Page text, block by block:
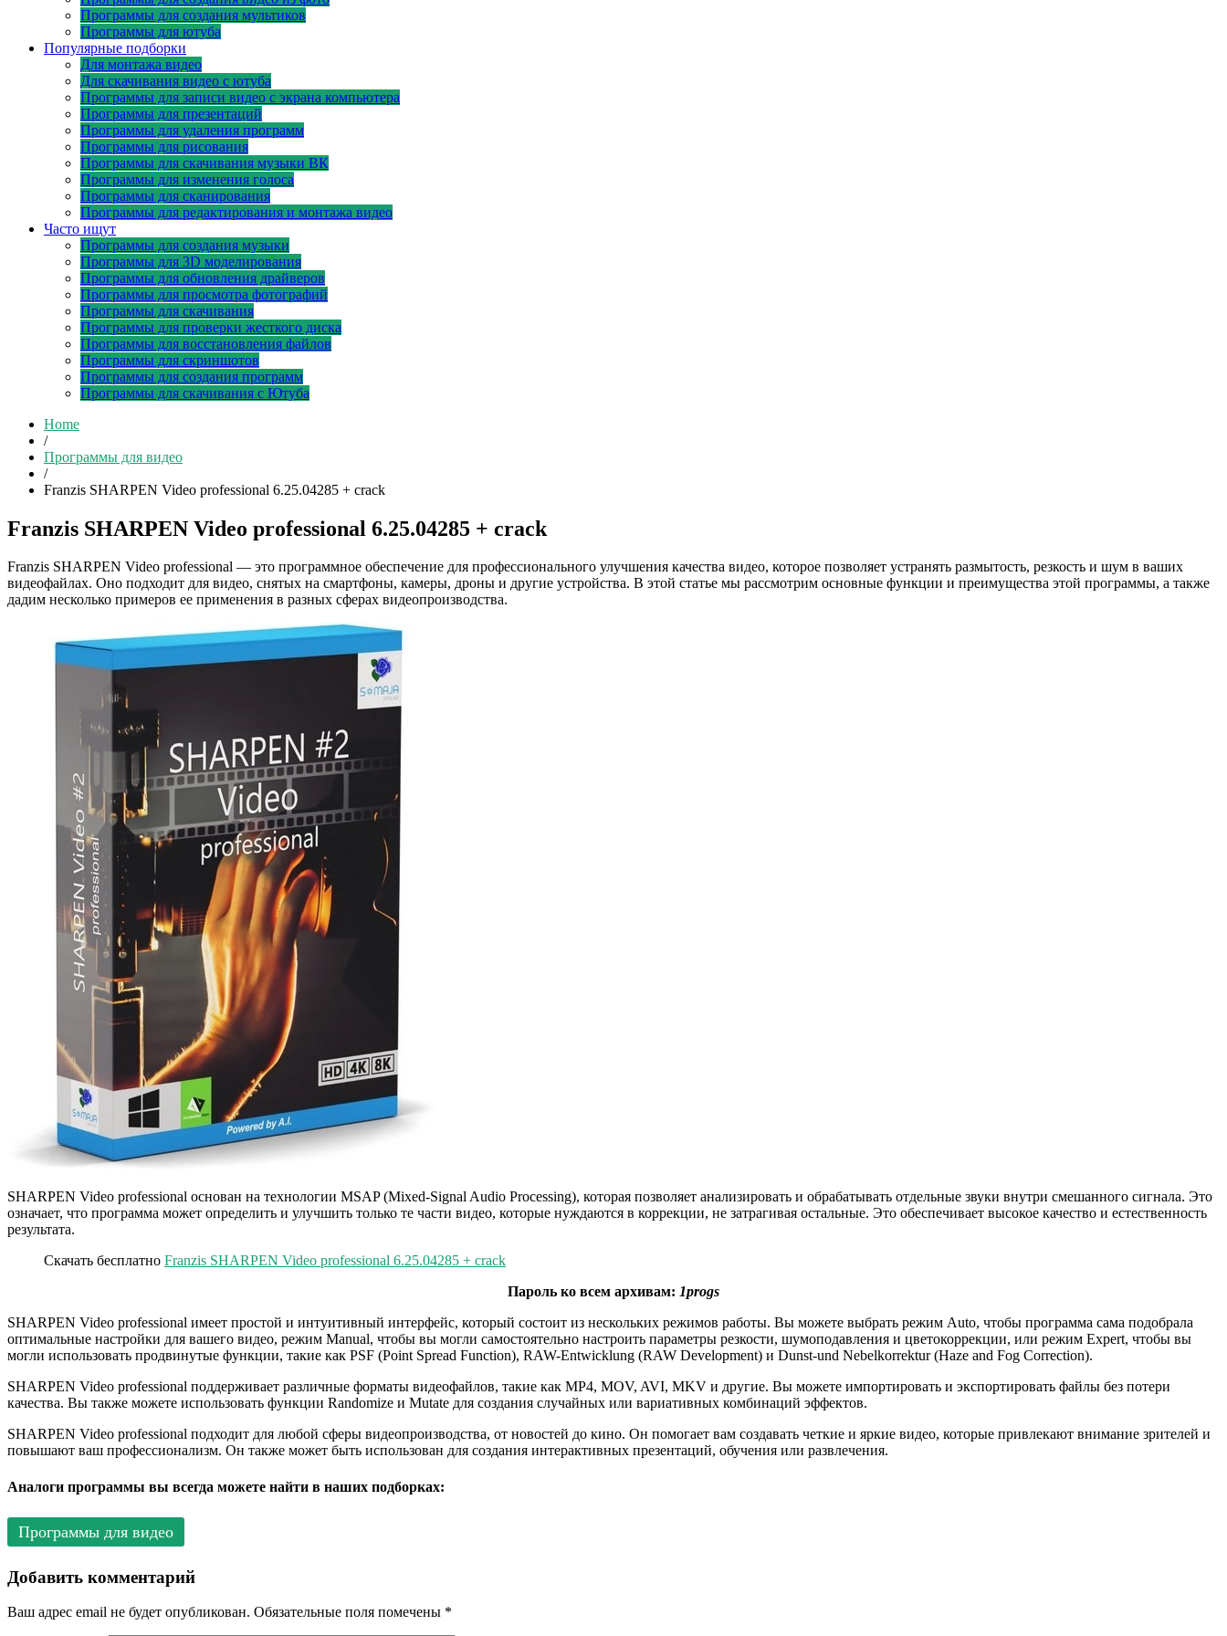
Программы для создания мультиков
Программы для ютуба
Популярные подборки
Для монтажа видео
Для скачивания видео с ютуба
Программы для записи видео с экрана компьютера
Программы для презентаций
Программы для удаления программ
Программы для рисования
Программы для скачивания музыки ВК
Программы для изменения голоса
Программы для сканирования
Программы для редактирования и монтажа видео
Часто ищут
Программы для создания музыки
Программы для 3D моделирования
Программы для обновления драйверов
Программы для просмотра фотографий
Программы для скачивания
Программы для проверки жесткого диска
Программы для восстановления файлов
Программы для скриншотов
Программы для создания программ
Программы для скачивания с Ютуба
Home
/
Программы для видео
/
Franzis SHARPEN Video professional 6.25.04285 + crack
Franzis SHARPEN Video professional 6.25.04285 + crack
Franzis SHARPEN Video professional — это программное обеспечение для профессионального улучшения качества видео, которое позволяет устранять размытость, резкость и шум в ваших
видеофайлах. Оно подходит для видео, снятых на смартфоны, камеры, дроны и другие устройства. В этой статье мы рассмотрим основные функции и преимущества этой программы, а также
дадим несколько примеров ее применения в разных сферах видеопроизводства.
SHARPEN Video professional основан на технологии MSAP (Mixed-Signal Audio Processing), которая позволяет анализировать и обрабатывать отдельные звуки внутри смешанного сигнала. Это
означает, что программа может определить и улучшить только те части видео, которые нуждаются в коррекции, не затрагивая остальные. Это обеспечивает высокое качество и естественность
результата.
Скачать бесплатно Franzis SHARPEN Video professional 6.25.04285 + crack
Пароль ко всем архивам: 1progs
SHARPEN Video professional имеет простой и интуитивный интерфейс, который состоит из нескольких режимов работы. Вы можете выбрать режим Auto, чтобы программа сама подобрала
оптимальные настройки для вашего видео, режим Manual, чтобы вы могли самостоятельно настроить параметры резкости, шумоподавления и цветокоррекции, или режим Expert, чтобы вы
могли использовать продвинутые функции, такие как PSF (Point Spread Function), RAW-Entwicklung (RAW Development) и Dunst-und Nebelkorrektur (Haze and Fog Correction).
SHARPEN Video professional поддерживает различные форматы видеофайлов, такие как MP4, MOV, AVI, MKV и другие. Вы можете импортировать и экспортировать файлы без потери
качества. Вы также можете использовать функции Randomize и Mutate для создания случайных или вариативных комбинаций эффектов.
SHARPEN Video professional подходит для любой сферы видеопроизводства, от новостей до кино. Он помогает вам создавать четкие и яркие видео, которые привлекают внимание зрителей и
повышают ваш профессионализм. Он также может быть использован для создания интерактивных презентаций, обучения или развлечения.
Аналоги программы вы всегда можете найти в наших подборках:
Программы для видео
Добавить комментарий
Ваш адрес email не будет опубликован. Обязательные поля помечены *